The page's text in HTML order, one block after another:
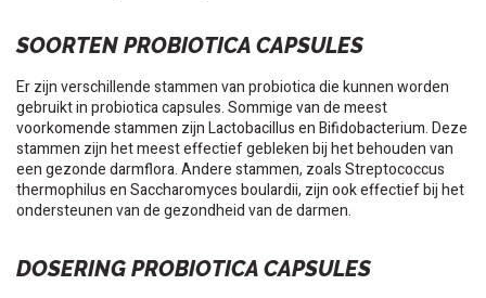
SOORTEN PROBIOTICA CAPSULES
Er zijn verschillende stammen van probiotica die kunnen worden
gebruikt in probiotica capsules. Sommige van de meest
voorkomende stammen zijn Lactobacillus en Bifidobacterium. Deze
stammen zijn het meest effectief gebleken bij het behouden van
een gezonde darmflora. Andere stammen, zoals Streptococcus
thermophilus en Saccharomyces boulardii, zijn ook effectief bij het
ondersteunen van de gezondheid van de darmen.
DOSERING PROBIOTICA CAPSULES